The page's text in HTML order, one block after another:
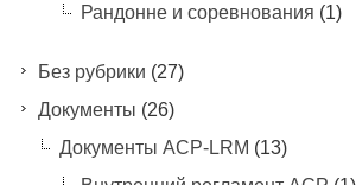
Рандонне и соревнования (1)
Без рубрики (27)
Документы (26)
Документы ACP-LRM (13)